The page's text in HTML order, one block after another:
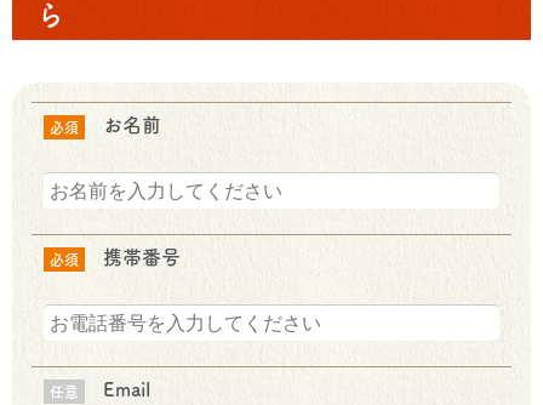
ら
必須 お名前
必須 携帯番号
任意 Email